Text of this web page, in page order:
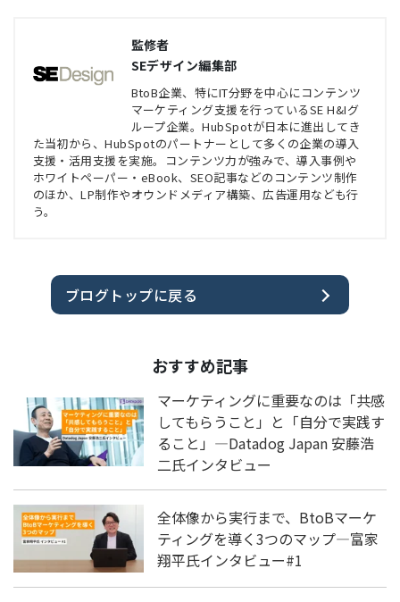
監修者
SEデザイン編集部
BtoB企業、特にIT分野を中心にコンテンツ
マーケティング支援を行っているSE H&Iグ
ループ企業。HubSpotが日本に進出してき
た当初から、HubSpotのパートナーとして多くの企業の導入
支援・活用支援を実施。コンテンツ力が強みで、導入事例や
ホワイトペーパー・eBook、SEO記事などのコンテンツ制作
のほか、LP制作やオウンドメディア構築、広告運用なども行
う。
ブログトップに戻る
おすすめ記事
マーケティングに重要なのは「共感
してもらうこと」と「自分で実践す
ること」―Datadog Japan 安藤浩
二氏インタビュー
全体像から実行まで、BtoBマーケ
ティングを導く3つのマップ―富家
翔平氏インタビュー#1